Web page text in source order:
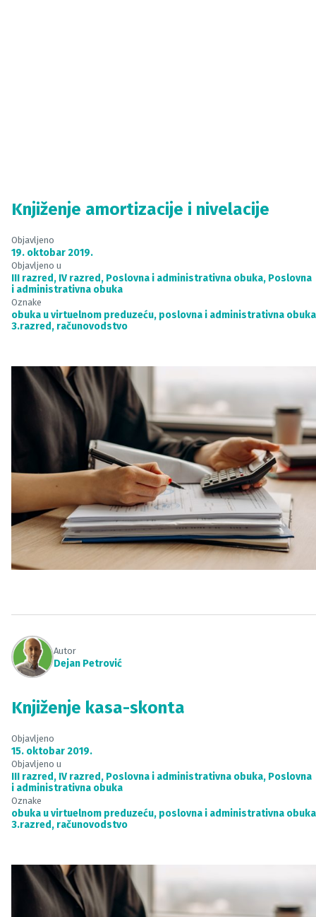
Knjiženje amortizacije i nivelacije
Objavljeno
19. oktobar 2019.
Objavljeno u
III razred, IV razred, Poslovna i administrativna obuka, Poslovna
i administrativna obuka
Oznake
obuka u virtuelnom preduzeću, poslovna i administrativna obuka
3.razred, računovodstvo
Autor
Dejan Petrović
Knjiženje kasa-skonta
Objavljeno
15. oktobar 2019.
Objavljeno u
III razred, IV razred, Poslovna i administrativna obuka, Poslovna
i administrativna obuka
Oznake
obuka u virtuelnom preduzeću, poslovna i administrativna obuka
3.razred, računovodstvo